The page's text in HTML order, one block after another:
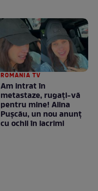
ROMANIA TV
Am intrat în
metastaze, rugaţi-vă
pentru mine! Alina
Puşcău, un nou anunţ
cu ochii în lacrimi